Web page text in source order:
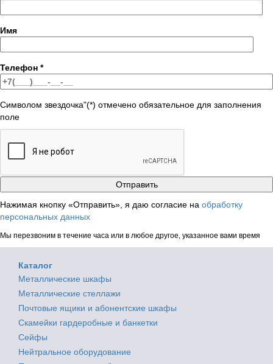
Имя
Телефон *
Символом звездочка"(*) отмечено обязательное для заполнения
поле
Нажимая кнопку «Отправить», я даю согласие на обработку
персональных данных
Мы перезвоним в течение часа или в любое другое, указанное вами время
Каталог
Металлические шкафы
Металлические стеллажи
Почтовые ящики и абонентские шкафы
Скамейки гардеробные и банкетки
Сейфы
Нейтральное оборудование